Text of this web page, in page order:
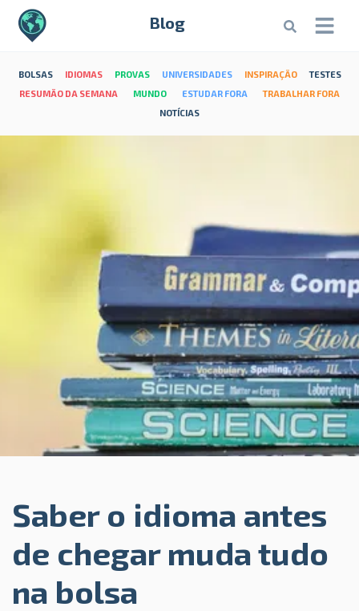
Blog
BOLSAS IDIOMAS PROVAS UNIVERSIDADES INSPIRAÇÃO
TESTES
RESUMÃO DA SEMANA
MUNDO ESTUDAR FORA
TRABALHAR FORA
NOTÍCIAS
Saber o idioma antes
de chegar muda tudo
na bolsa